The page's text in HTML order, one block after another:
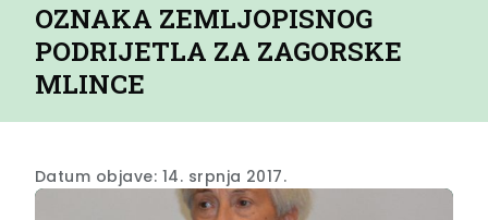
OZNAKA ZEMLJOPISNOG
PODRIJETLA ZA ZAGORSKE
MLINCE
Datum objave: 14. srpnja 2017.